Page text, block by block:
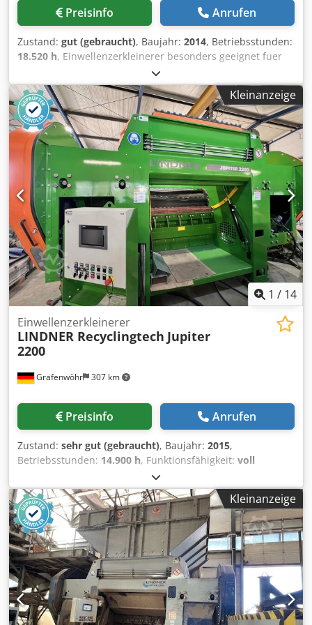
Preisinfo Anrufen
Zustand: gut (gebraucht), Baujahr: 2014, Betriebsstunden:
18.520 h, Einwellenzerkleinerer besonders geeignet fuer
die Nachzerkleinerung, Granulierung von
vorgeschreddertem Material. Anwendung:
Gewerbeabfaelle zur thermischen oder wertstoffllichen
Verwertung z.B. Papier, Kartonagen, Kunst und
Schaumstoffe, Gummi, Leder, Textilien, Bodenbelaege. etc.
Lindner Power Komet 1800 Baujahr 2014 Schaltschrank;
komplett mit ABB-FU, Rückkühler Crodpfx Aewxmb Esgrsf
Bedienpult Trichter Antriebsmotoren : 200 kW Hydraulik
Aggregat: komplett Gesamtgewicht ca. 21 t Abmessungen
ca. LxBxH mm: 5000 x 2800 x 3000mm Besichtigung: nach
Vereinbarung moeglich. Lieferzeit: sofort
Kleinanzeige
1 / 14
Grafenwöhr 307 km
Einwellenzerkleinerer
LINDNER Recyclingtech Jupiter
2200
Preisinfo Anrufen
Zustand: sehr gut (gebraucht), Baujahr: 2015,
Betriebsstunden: 14.900 h, Funktionsfähigkeit: voll
, Gesamtgewicht:
kW (358,94 PS), Drehzahl (min.):70 U/min,
Eingangsspannung:400 V, Langsamlaufender robuster
Einwellenzerkleinerer Geeignet fuer die Vor- Zerkleinerung
verschiedenster Materialien ohne massive Stoerstoffe.
Anwendung: Zerkleinerung von Industrie - und
Gewerbemuell, Folien, Verpackungsmaterialien, Textilien,
Papier, Gummi, Abbruchholz, Paletten, Papierrollen,
Kabeltrommeln, Mischkunststoffen zur thermischen und
wertstofflichen Verwertung, lose oder in Ballen gepresst.
Lindner Jupiter 2200 Antriebleistung: 2x 132 kW (ABB
Kleinanzeige